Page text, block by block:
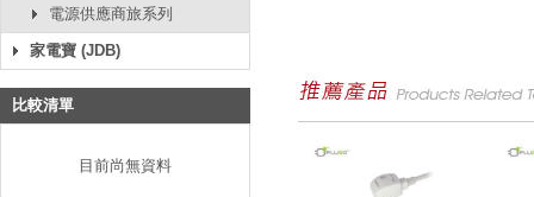
電源供應商旅系列
家電寶 (JDB)
比較清單
目前尚無資料